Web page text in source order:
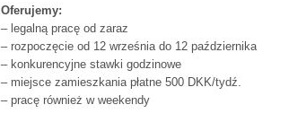
Oferujemy:
– legalną pracę od zaraz
– rozpoczęcie od 12 września do 12 października
– konkurencyjne stawki godzinowe
– miejsce zamieszkania płatne 500 DKK/tydź.
– pracę również w weekendy